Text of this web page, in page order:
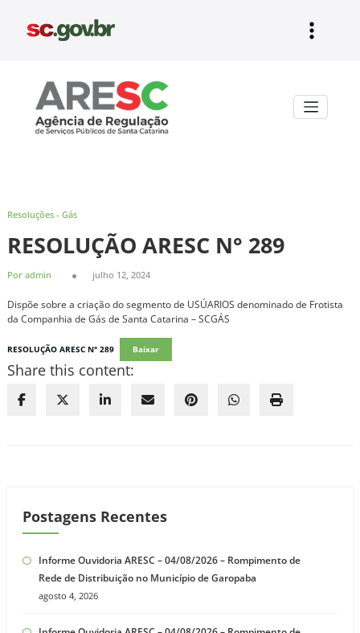
Resoluções - Gás
RESOLUÇÃO ARESC N° 289
Por admin julho 12, 2024
Dispõe sobre a criação do segmento de USÚARIOS denominado de Frotista
da Companhia de Gás de Santa Catarina – SCGÁS
RESOLUÇÃO ARESC N° 289 Baixar
Share this content:
Postagens Recentes
Informe Ouvidoria ARESC – 04/08/2026 – Rompimento de
Rede de Distribuição no Município de Garopaba
agosto 4, 2026